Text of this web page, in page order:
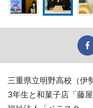
三重県立明野高校（伊
3年生と和菓子店「藤